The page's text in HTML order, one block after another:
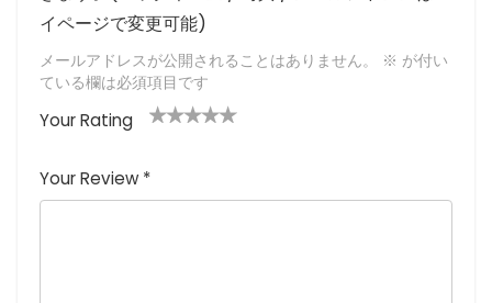
イページで変更可能)
メールアドレスが公開されることはありません。 ※ が付い
ている欄は必須項目です
Your Rating
つ
星
星
(最
(最高
評価:
(最高評
価: 5つ
高評価: 5
つ星)
Your Review *